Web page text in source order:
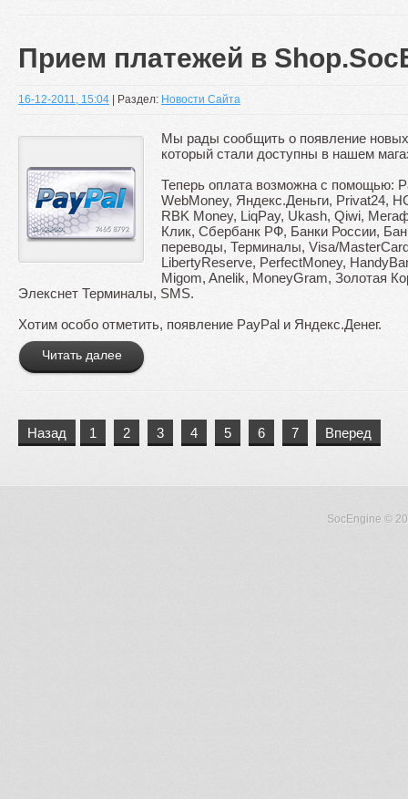
Прием платежей в
16-12-2011, 15:04 | Раздел: Новости Сайта
Мы рады сообщить о появление
который стали доступны в нашем
Теперь оплата возможна с помощью:
WebMoney, Яндекс.Деньги, Privat24,
RBK Money, LiqPay, Ukash, Qiwi,
Клик, Сбербанк РФ, Банки России,
переводы, Терминалы, Visa/
LibertyReserve, PerfectMoney,
Migom, Anelik, MoneyGram, Золотая
Элекснет Терминалы, SMS.
Хотим особо отметить, появление PayPal и Яндекс.Денег.
Читать далее
Назад 1 2 3 4 5 6 7 Вперед
SocEngine ©